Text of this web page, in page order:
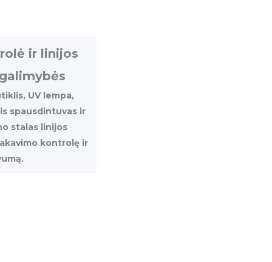
ir linijos
UV lempa,
spausdintuvas ir
stalas linijos
kontrolę ir